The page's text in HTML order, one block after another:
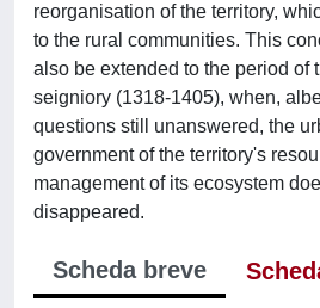
reorganisation of the territory,
to the rural communities. This
also be extended to the period of
seigniory (1318-1405), when,
questions still unanswered, the
government of the territory's
management of its ecosystem
disappeared.
Scheda breve